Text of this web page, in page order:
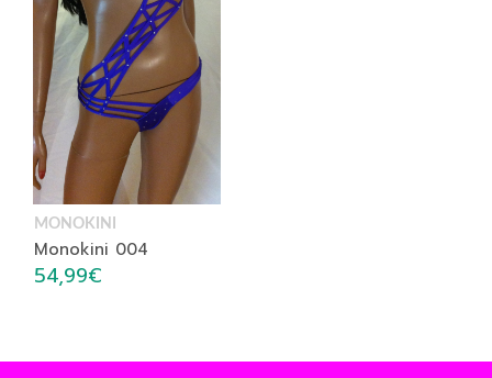
MONOKINI
Monokini 004
54,99€